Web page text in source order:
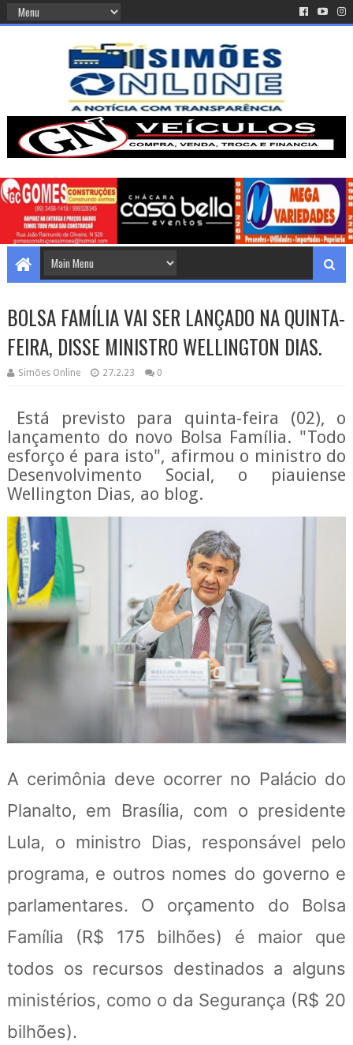
BOLSA FAMÍLIA VAI SER LANÇADO NA QUINTA-
FEIRA, DISSE MINISTRO WELLINGTON DIAS.
Simões Online 27.2.23 0
Está previsto para quinta-feira (02), o
lançamento do novo Bolsa Família. "Todo
esforço é para isto", afirmou o ministro do
Desenvolvimento Social, o piauiense
Wellington Dias, ao blog.
A cerimônia deve ocorrer no Palácio do
Planalto, em Brasília, com o presidente
Lula, o ministro Dias, responsável pelo
programa, e outros nomes do governo e
parlamentares. O orçamento do Bolsa
Família (R$ 175 bilhões) é maior que
todos os recursos destinados a alguns
ministérios, como o da Segurança (R$ 20
bilhões).